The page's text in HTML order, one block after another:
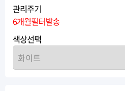
관리주기
6개월필터발송
색상선택